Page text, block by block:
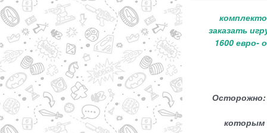
заказать
1600 евро-
Осторожно:
которым